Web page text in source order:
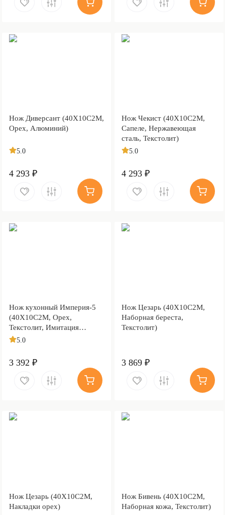
Нож Диверсант (40Х10С2М,
Орех, Алюминий)
5.0
4 293 ₽
Нож Чекист (40Х10С2М,
Сапеле, Нержавеющая
сталь, Текстолит)
5.0
4 293 ₽
Нож кухонный Империя-5
(40Х10С2М, Орех,
Текстолит, Имитация
дамасского рисунка
5.0
3 392 ₽
Нож Цезарь (40Х10С2М,
Наборная береста,
Текстолит)
3 869 ₽
Нож Цезарь (40Х10С2М,
Накладки орех)
Нож Бивень (40Х10С2М,
Наборная кожа, Текстолит)